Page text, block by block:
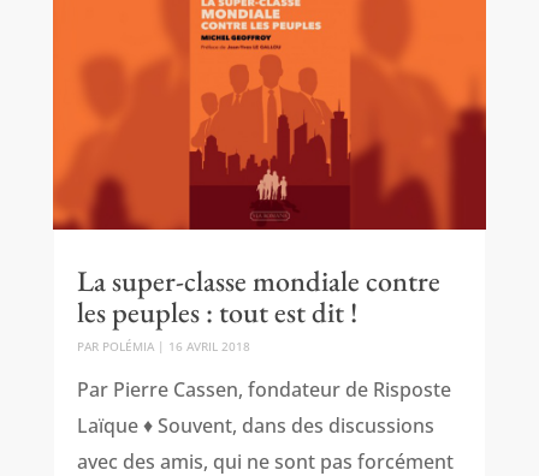
La super-classe mondiale contre
les peuples : tout est dit !
PAR POLÉMIA| 16 AVRIL 2018
Par Pierre Cassen, fondateur de Risposte
Laïque ♦ Souvent, dans des discussions
avec des amis, qui ne sont pas forcément